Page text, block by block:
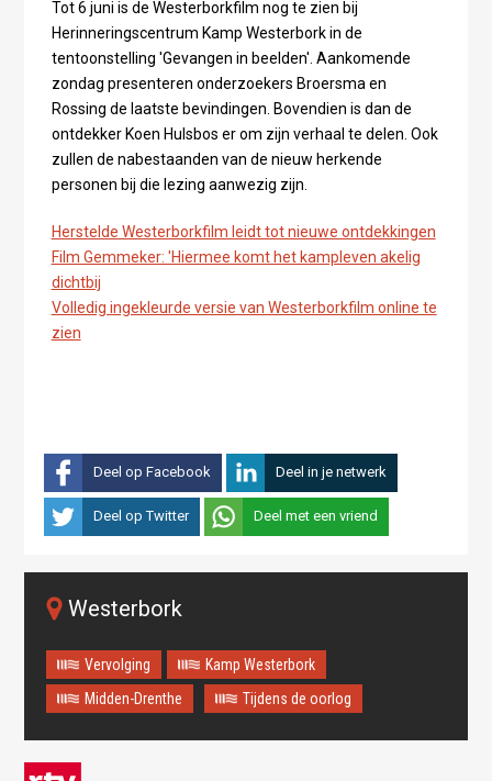
Tot 6 juni is de Westerborkfilm nog te zien bij
Herinneringscentrum Kamp Westerbork in de
tentoonstelling 'Gevangen in beelden'. Aankomende
zondag presenteren onderzoekers Broersma en
Rossing de laatste bevindingen. Bovendien is dan de
ontdekker Koen Hulsbos er om zijn verhaal te delen. Ook
zullen de nabestaanden van de nieuw herkende
personen bij die lezing aanwezig zijn.
Herstelde Westerborkfilm leidt tot nieuwe ontdekkingen
Film Gemmeker: 'Hiermee komt het kampleven akelig
dichtbij
Volledig ingekleurde versie van Westerborkfilm online te
zien
Deel op Facebook Deel in je netwerk
Deel op Twitter Deel met een vriend
Westerbork
Vervolging
Kamp Westerbork
Midden-Drenthe
Tijdens de oorlog